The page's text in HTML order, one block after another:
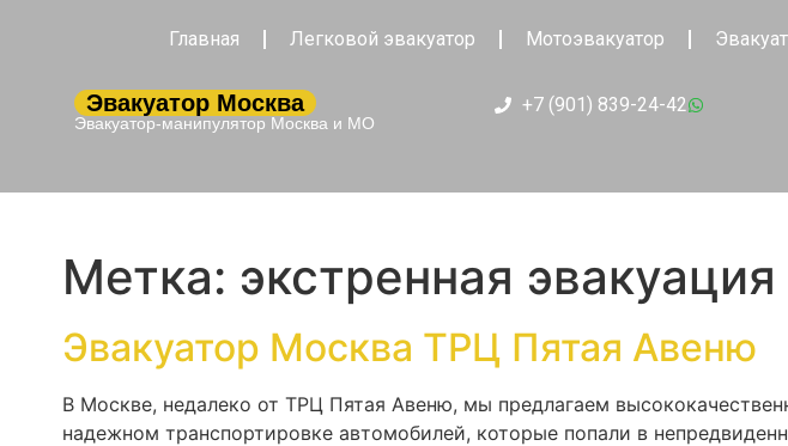
Главная Легковой эвакуатор Мотоэвакуатор
Эвакуатор Москва
Эвакуатор-манипулятор Москва и МО
+7 (901) 839-24-42
Метка: экстренная
Эвакуатор Москва ТРЦ Пятая Авеню
В Москве, недалеко от ТРЦ Пятая Авеню, мы предлагаем
надежном транспортировке автомобилей, которые попали в